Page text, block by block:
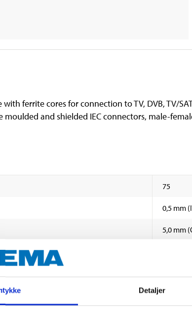
Detaljer
ferrite cores for connection to TV, DVB, TV/
moulded and shielded IEC connectors, male-
75
0,5 mm
5,0 mm
White